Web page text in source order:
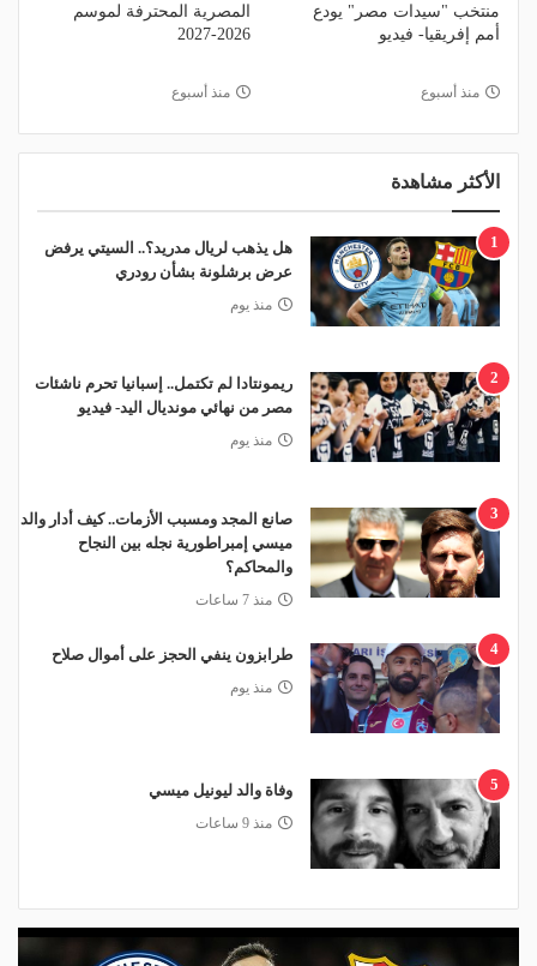
منتخب "سيدات مصر" يودع
أمم إفريقيا- فيديو
منذ أسبوع
المصرية المحترفة لموسم
2026-2027
منذ أسبوع
الأكثر مشاهدة
1
هل يذهب لريال مدريد؟.. السيتي يرفض
عرض برشلونة بشأن رودري
منذ يوم
2
ريمونتادا لم تكتمل.. إسبانيا تحرم ناشئات
مصر من نهائي مونديال اليد- فيديو
منذ يوم
3
صانع المجد ومسبب الأزمات.. كيف أدار والد
ميسي إمبراطورية نجله بين النجاح
والمحاكم؟
منذ 7 ساعات
4 طرابزون ينفي الحجز على أموال صلاح
منذ يوم
5 وفاة والد ليونيل ميسي
منذ 9 ساعات